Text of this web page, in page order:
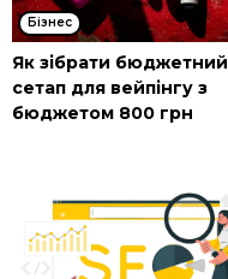
Бізнес
Як зібрати бюджетний
сетап для вейпінгу з
бюджетом 800 грн